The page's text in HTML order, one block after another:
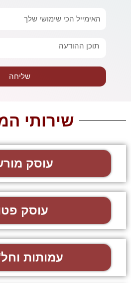
אימייל
הודעה
שליחה
שירותי
עוסק
עוסק
עמותות